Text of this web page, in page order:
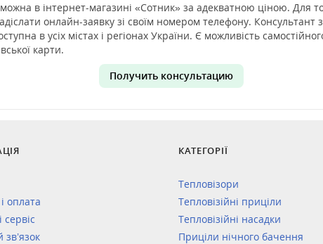
в інтернет-магазині «Сотник» за адекватною ціною.
онлайн-заявку зі своїм номером телефону. Консультант
в усіх містах і регіонах України. Є можливість
карти.
Получить консультацию
оплата
сервіс
зв’язок
КАТЕГОРІЇ
Тепловізори
Тепловізійні приціли
Тепловізійні насадки
Приціли нічного бачення